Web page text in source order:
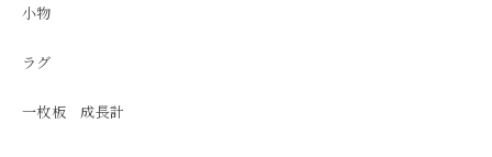
小物
ラグ
一枚板 成長計